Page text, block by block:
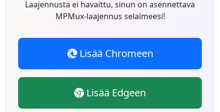
Laajennusta ei havaittu, sinun on asennettava
MPMux-laajennus selaimeesi!
Lisää Chromeen
Lisää Edgeen